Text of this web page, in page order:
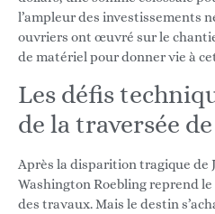
l’ampleur des investissements
ouvriers ont œuvré sur le
de matériel pour donner vie à
Les défis
de la traversée
Après la disparition tragique de
Washington Roebling reprend
des travaux. Mais le destin